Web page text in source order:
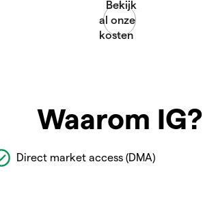
Waarom IG?
Direct market access (DMA)